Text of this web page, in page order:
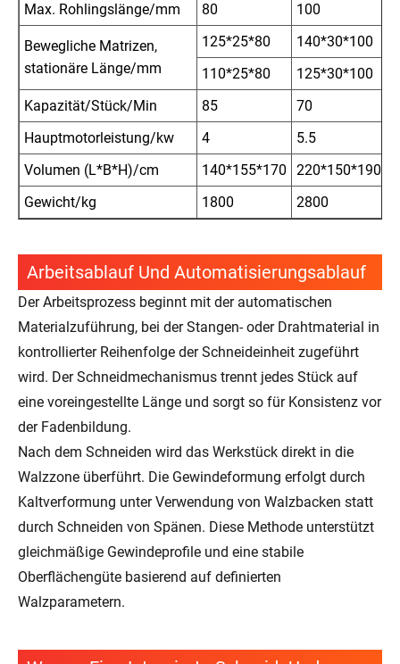
Max. Rohlingslänge/mm 80 100
Bewegliche Matrizen,
stationäre Länge/mm
125*25*80 140*30*100
110*25*80
125*30*100
Kapazität/Stück/Min
85 70
Hauptmotorleistung/kw
4 5.5
Volumen (L*B*H)/cm
140*155*170 220*150*190
Gewicht/kg
1800 2800
Arbeitsablauf Und Automatisierungsablauf
Der Arbeitsprozess beginnt mit der automatischen
Materialzuführung, bei der Stangen- oder Drahtmaterial in
kontrollierter Reihenfolge der Schneideinheit zugeführt
wird. Der Schneidmechanismus trennt jedes Stück auf
eine voreingestellte Länge und sorgt so für Konsistenz vor
der Fadenbildung.
Nach dem Schneiden wird das Werkstück direkt in die
Walzzone überführt. Die Gewindeformung erfolgt durch
Kaltverformung unter Verwendung von Walzbacken statt
durch Schneiden von Spänen. Diese Methode unterstützt
gleichmäßige Gewindeprofile und eine stabile
Oberflächengüte basierend auf definierten
Walzparametern.